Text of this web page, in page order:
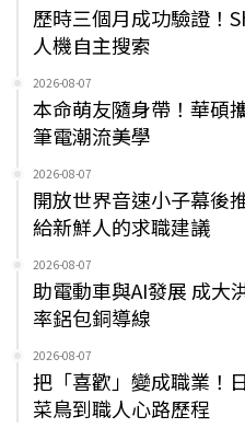
歷時三個月成功驗證！
人機自主搜索
2026-08-07
本命萌友隨身帶！華碩
筆電潮流美學
2026-08-07
開放世界音速小子幕後
給新鮮人的求職建議
2026-08-07
助電動車與AI發展 成大
率鋁包銅導線
2026-08-07
把「喜歡」變成職業！
菜鳥到職人心路歷程